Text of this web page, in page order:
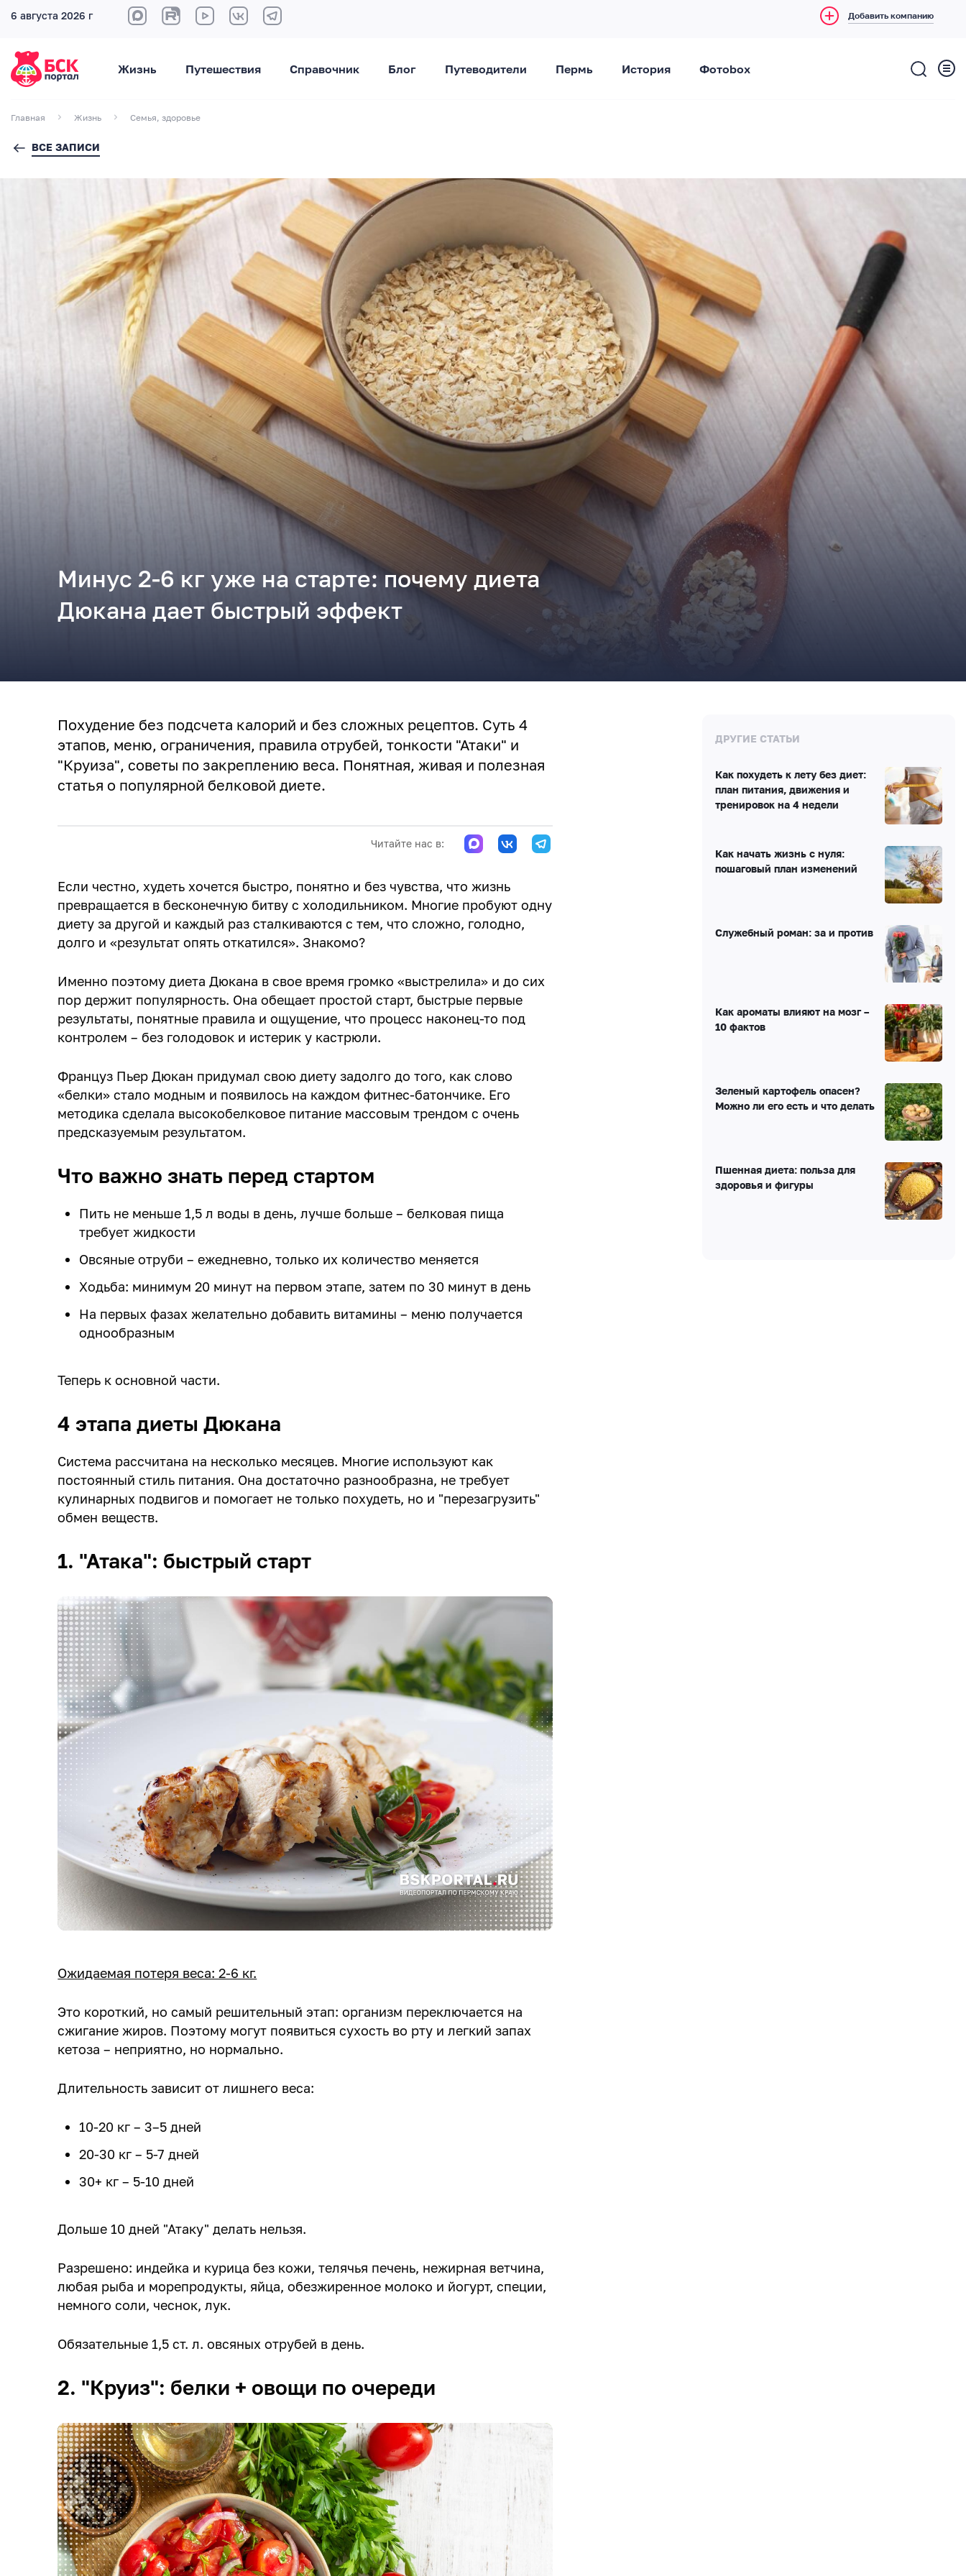
6 августа 2026 г Добавить компанию
Жизнь Путешествия Справочник Блог Путеводители Пермь История Фотоbox
Главная Жизнь Семья, здоровье
ВСЕ ЗАПИСИ
Минус 2-6 кг уже на старте: почему диета
Дюкана дает быстрый эффект
Похудение без подсчета калорий и без сложных рецептов. Суть 4
этапов, меню, ограничения, правила отрубей, тонкости "Атаки" и
"Круиза", советы по закреплению веса. Понятная, живая и полезная
статья о популярной белковой диете.
Читайте нас в:
Если честно, худеть хочется быстро, понятно и без чувства, что жизнь
превращается в бесконечную битву с холодильником. Многие пробуют одну
диету за другой и каждый раз сталкиваются с тем, что сложно, голодно,
долго и «результат опять откатился». Знакомо?
Именно поэтому диета Дюкана в свое время громко «выстрелила» и до сих
пор держит популярность. Она обещает простой старт, быстрые первые
результаты, понятные правила и ощущение, что процесс наконец-то под
контролем – без голодовок и истерик у кастрюли.
Француз Пьер Дюкан придумал свою диету задолго до того, как слово
«белки» стало модным и появилось на каждом фитнес-батончике. Его
методика сделала высокобелковое питание массовым трендом с очень
предсказуемым результатом.
Что важно знать перед стартом
Пить не меньше 1,5 л воды в день, лучше больше – белковая пища
требует жидкости
Овсяные отруби – ежедневно, только их количество меняется
Ходьба: минимум 20 минут на первом этапе, затем по 30 минут в день
На первых фазах желательно добавить витамины – меню получается
однообразным
Теперь к основной части.
4 этапа диеты Дюкана
Система рассчитана на несколько месяцев. Многие используют как
постоянный стиль питания. Она достаточно разнообразна, не требует
кулинарных подвигов и помогает не только похудеть, но и "перезагрузить"
обмен веществ.
1. "Атака": быстрый старт
Ожидаемая потеря веса: 2-6 кг.
Это короткий, но самый решительный этап: организм переключается на
сжигание жиров. Поэтому могут появиться сухость во рту и легкий запах
кетоза – неприятно, но нормально.
Длительность зависит от лишнего веса:
10-20 кг – 3–5 дней
20-30 кг – 5-7 дней
30+ кг – 5-10 дней
Дольше 10 дней "Атаку" делать нельзя.
Разрешено: индейка и курица без кожи, телячья печень, нежирная ветчина,
любая рыба и морепродукты, яйца, обезжиренное молоко и йогурт, специи,
немного соли, чеснок, лук.
Обязательные 1,5 ст. л. овсяных отрубей в день.
2. "Круиз": белки + овощи по очереди
ДРУГИЕ СТАТЬИ
Как похудеть к лету без диет:
план питания, движения и
тренировок на 4 недели
Как начать жизнь с нуля:
пошаговый план изменений
Служебный роман: за и против
Как ароматы влияют на мозг –
10 фактов
Зеленый картофель опасен?
Можно ли его есть и что делать
Пшенная диета: польза для
здоровья и фигуры